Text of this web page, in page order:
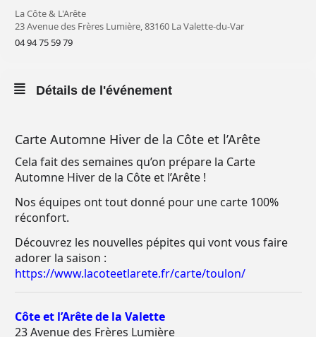
La Côte & L'Arête
23 Avenue des Frères Lumière, 83160 La Valette-du-Var
04 94 75 59 79
Détails de l'événement
Carte Automne Hiver de la Côte et l’Arête
Cela fait des semaines qu’on prépare la Carte
Automne Hiver de la Côte et l’Arête !
Nos équipes ont tout donné pour une carte 100%
réconfort.
Découvrez les nouvelles pépites qui vont vous faire
adorer la saison :
https://www.lacoteetlarete.fr/carte/toulon/
Côte et l’Arête de la Valette
23 Avenue des Frères Lumière